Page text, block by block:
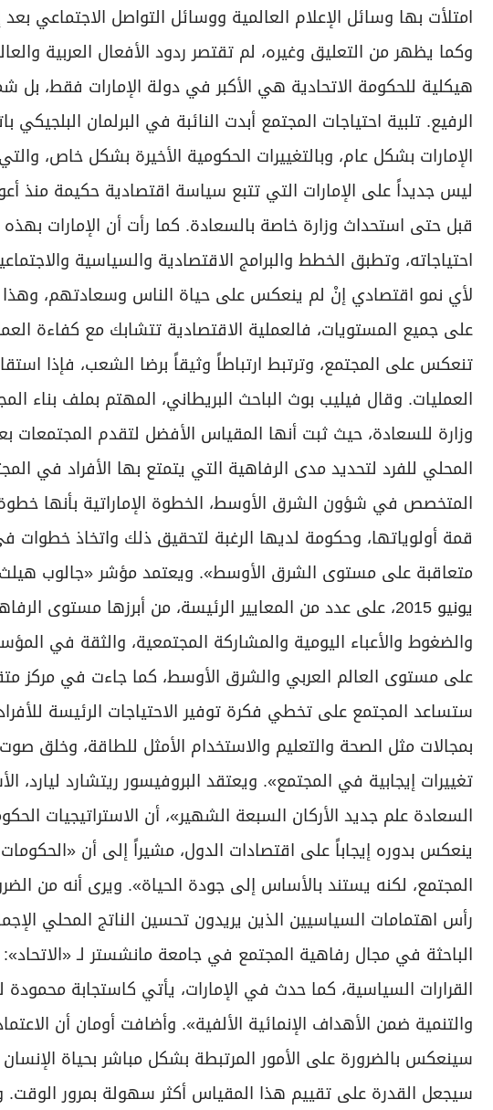
امتلأت بها وسائل الإعلام العالمية ووسائل التواصل الاجتماعي
وكما يظهر من التعليق وغيره، لم تقتصر ردود الأفعال العربية
هيكلية للحكومة الاتحادية هي الأكبر في دولة الإمارات فقط، بل
الرفيع. تلبية احتياجات المجتمع أبدت النائبة في البرلمان
الإمارات بشكل عام، وبالتغييرات الحكومية الأخيرة بشكل خاص،
ليس جديداً على الإمارات التي تتبع سياسة اقتصادية حكيمة منذ
قبل حتى استحداث وزارة خاصة بالسعادة. كما رأت أن الإمارات
احتياجاته، وتطبق الخطط والبرامج الاقتصادية والسياسية
لأي نمو اقتصادي إنْ لم ينعكس على حياة الناس وسعادتهم، وهذا
على جميع المستويات، فالعملية الاقتصادية تتشابك مع كفاءة
تنعكس على المجتمع، وترتبط ارتباطاً وثيقاً برضا الشعب، فإذا
العمليات. وقال فيليب بوث الباحث البريطاني، المهتم بملف بناء
وزارة للسعادة، حيث ثبت أنها المقياس الأفضل لتقدم المجتمعات
المحلي للفرد لتحديد مدى الرفاهية التي يتمتع بها الأفراد في
المتخصص في شؤون الشرق الأوسط، الخطوة الإماراتية بأنها
قمة أولوياتها، وحكومة لديها الرغبة لتحقيق ذلك واتخاذ
متعاقبة على مستوى الشرق الأوسط». ويعتمد مؤشر «جالوب
يونيو 2015، على عدد من المعايير الرئيسة، من أبرزها مستوى
والضغوط والأعباء اليومية والمشاركة المجتمعية، والثقة في
على مستوى العالم العربي والشرق الأوسط، كما جاءت في مركز
ستساعد المجتمع على تخطي فكرة توفير الاحتياجات الرئيسة
بمجالات مثل الصحة والتعليم والاستخدام الأمثل للطاقة، وخلق
تغييرات إيجابية في المجتمع». ويعتقد البروفيسور ريتشارد
السعادة علم جديد الأركان السبعة الشهير»، أن الاستراتيجيات
ينعكس بدوره إيجاباً على اقتصادات الدول، مشيراً إلى أن
المجتمع، لكنه يستند بالأساس إلى جودة الحياة». ويرى أنه من
رأس اهتمامات السياسيين الذين يريدون تحسين الناتج المحلي
الباحثة في مجال رفاهية المجتمع في جامعة مانشستر لـ
القرارات السياسية، كما حدث في الإمارات، يأتي كاستجابة
والتنمية ضمن الأهداف الإنمائية الألفية». وأضافت أومان أن
سينعكس بالضرورة على الأمور المرتبطة بشكل مباشر بحياة الإنسان
سيجعل القدرة على تقييم هذا المقياس أكثر سهولة بمرور الوقت.